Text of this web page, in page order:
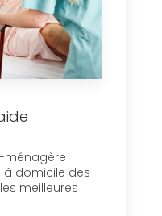
ménagère
domicile des
meilleures